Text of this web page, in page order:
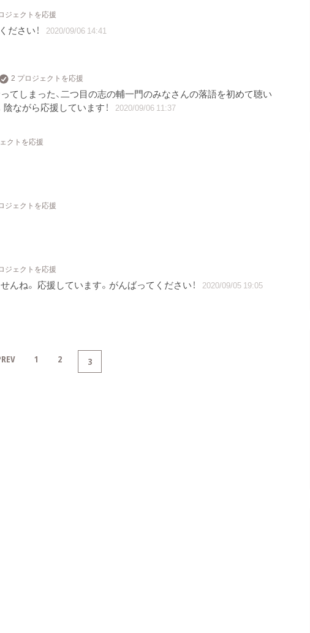
ジェクトを応援
ださい！ 2020/09/06 14:41
2 プロジェクトを応援
てしまった、二つ目の志の輔一門のみなさんの落語を初めて聴い
ながら応援しています！
2020/09/06 11:37
クトを応援
ジェクトを応援
ジェクトを応援
んね。 応援しています。がんばってください！ 2020/09/05 19:05
1 2 3